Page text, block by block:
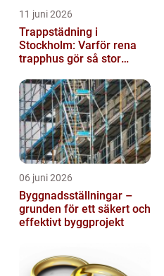
11 juni 2026
Trappstädning i
Stockholm: Varför rena
trapphus gör så stor
06 juni 2026
Byggnadsställningar –
grunden för ett säkert och
effektivt byggprojekt